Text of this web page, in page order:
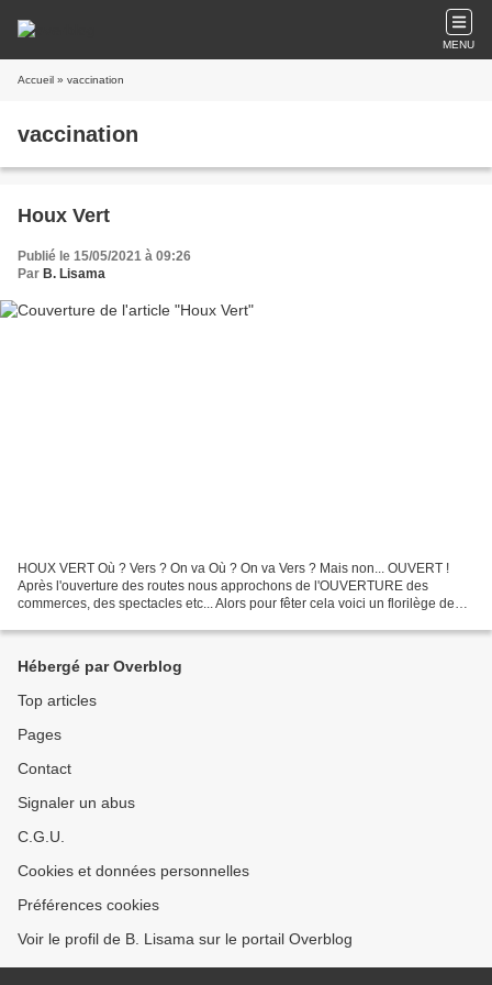
MENU
Accueil » vaccination
vaccination
Houx Vert
Publié le 15/05/2021 à 09:26
Par B. Lisama
HOUX VERT Où ? Vers ? On va Où ? On va Vers ? Mais non... OUVERT !
Après l'ouverture des routes nous approchons de l'OUVERTURE des
commerces, des spectacles etc... Alors pour fêter cela voici un florilège de
Hébergé par Overblog
Top articles
Pages
Contact
Signaler un abus
C.G.U.
Cookies et données personnelles
Préférences cookies
Voir le profil de B. Lisama sur le portail Overblog